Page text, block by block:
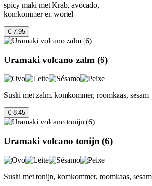
spicy maki met Krab, avocado,
komkommer en wortel
€ 7.95
Uramaki volcano zalm (6)
Sushi met zalm, komkommer, roomkaas, sesam
€ 8.45
Uramaki volcano tonijn (6)
Sushi met tonijn, komkommer, roomkaas, sesam